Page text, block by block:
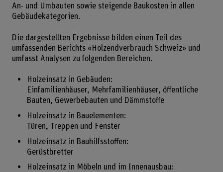
An- und Umbauten sowie steigende Baukosten in allen
Gebäudekategorien.
Die dargestellten Ergebnisse bilden einen Teil des
umfassenden Berichts «Holzendverbrauch Schweiz» und
umfasst Analysen zu folgenden Bereichen.
Holzeinsatz in Gebäuden:
Einfamilienhäuser, Mehrfamilienhäuser, öffentliche
Bauten, Gewerbebauten und Dämmstoffe
Holzeinsatz in Bauelementen:
Türen, Treppen und Fenster
Holzeinsatz in Bauhilfsstoffen:
Gerüstbretter
Holzeinsatz in Möbeln und im Innenausbau: